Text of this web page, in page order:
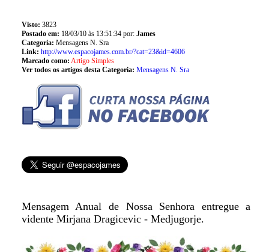
Visto: 3823
Postado em: 18/03/10 às 13:51:34 por: James
Categoria: Mensagens N. Sra
Link: http://www.espacojames.com.br/?cat=23&id=4606
Marcado como: Artigo Simples
Ver todos os artigos desta Categoria: Mensagens N. Sra
Mensagem Anual de Nossa Senhora entregue a
vidente Mirjana Dragicevic - Medjugorje.